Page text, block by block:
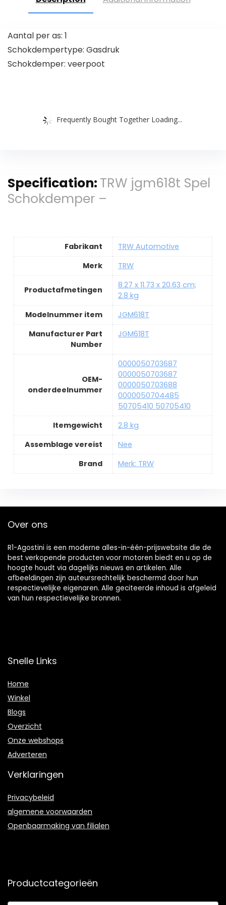
Aantal per as: 1
Schokdempertype: Gasdruk
Schokdemper: veerpoot
Frequently Bought Together Loading...
Specification: TRW jgm618t Spel
Schokdemper –
Fabrikant
TRW Automotive
Merk
TRW
Productafmetingen
8.27 x 11.73 x 20.63 cm;
2.8 kg
Modelnummer item
JGM618T
Manufacturer Part
Number
JGM618T
OEM-
onderdeelnummer
0000050703687
0000050703687
0000050703688
0000050704485
50705410 50705410
Itemgewicht
2.8 kg
Assemblage vereist
Nee
Brand
Merk: TRW
Over ons
R1-Agostini is een moderne alles-in-één-prijswebsite die de
best verkopende producten voor motoren biedt en u op de
hoogte houdt via dagelijks nieuws en artikelen. Alle
afbeeldingen zijn auteursrechtelijk beschermd door hun
respectievelijke eigenaren. Alle geciteerde inhoud is afgeleid
van hun respectievelijke bronnen.
Snelle Links
Home
Winkel
Blogs
Overzicht
Onze webshops
Adverteren
Verklaringen
Privacybeleid
algemene voorwaarden
Openbaarmaking van filialen
Productcategorieën